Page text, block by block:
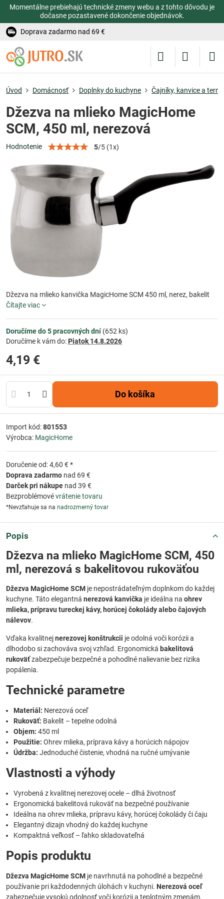
Momentálne prebiehajú technické zmeny webu a z tohto dôvodu je
dočasne pozastavené dokončenie objednávok.
Doprava zadarmo nad 69 €
Úvod Domácnosť Doplnky do kuchyne Čajníky, kanvice a
Džezva na mlieko MagicHome
SCM, 450 ml, nerezová
Hodnotenie 5/5 (1x)
Džezva na mlieko kanvička MagicHome SCM 450 ml, nerez, bakelit
Čítajte viac
Doručíme do 5 pracovných dní(652 ks)
Doručíme k vám do: Piatok14.8.2026
4,19 €
Do košíka
Import kód:801553
Výrobca: MagicHome
Doručenie od: 4,60 € *
Doprava zadarmo nad 69 €
Darček pri nákupe nad 39 €
Bezproblémovévrátenie tovaru
*Nevzťahuje sa na nadrozmerný tovar
Popis
Džezva na mlieko MagicHome SCM, 450
ml, nerezová s bakelitovou rukoväťou
Džezva MagicHome SCM je nepostrádateľným doplnkom do každej
kuchyne. Táto elegantná nerezová kanvička je ideálna na ohrev
mlieka, prípravu tureckej kávy, horúcej čokolády alebo čajových
nálevov.
Vďaka kvalitnejnerezovej konštrukcii je odolná voči korózii a
dlhodobo si zachováva svoj vzhľad. Ergonomická bakelitová
rukoväťzabezpečuje bezpečné a pohodlné nalievanie bez rizika
popálenia.
Technické parametre
Materiál: Nerezová oceľ
Rukoväť: Bakelit – tepelne odolná
Objem: 450 ml
Použitie: Ohrev mlieka, príprava kávy a horúcich nápojov
Údržba: Jednoduché čistenie, vhodná na ručné umývanie
Vlastnosti a výhody
Vyrobená z kvalitnej nerezovej ocele – dlhá životnosť
Ergonomická bakelitová rukoväť na bezpečné používanie
Ideálna na ohrev mlieka, prípravu kávy, horúcej čokolády či čaju
Elegantný dizajn vhodný do každej kuchyne
Kompaktná veľkosť – ľahko skladovateľná
Popis produktu
Džezva MagicHome SCM je navrhnutá na pohodlné a bezpečné
používanie pri každodenných úlohách v kuchyni. Nerezová oceľ
zabezpečuje vysokú odolnosť voči korózii a teplotným zmenám,